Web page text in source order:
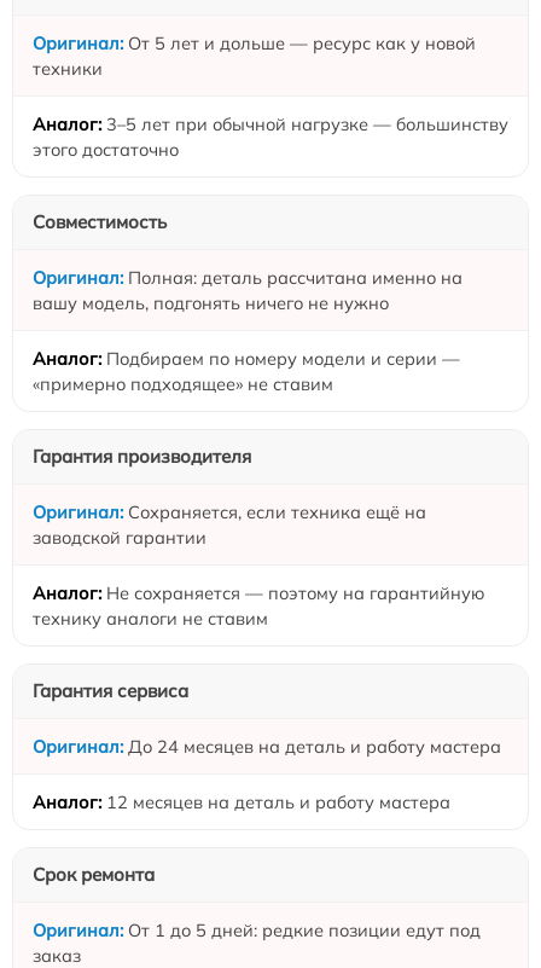
От 5 лет и дольше — ресурс как у новой
техники
3–5 лет при обычной нагрузке — большинству
этого достаточно
Совместимость
Полная: деталь рассчитана именно на
вашу модель, подгонять ничего не нужно
Подбираем по номеру модели и серии —
«примерно подходящее» не ставим
Гарантия производителя
Сохраняется, если техника ещё на
заводской гарантии
Не сохраняется — поэтому на гарантийную
технику аналоги не ставим
Гарантия сервиса
До 24 месяцев на деталь и работу мастера
12 месяцев на деталь и работу мастера
Срок ремонта
От 1 до 5 дней: редкие позиции едут под
заказ